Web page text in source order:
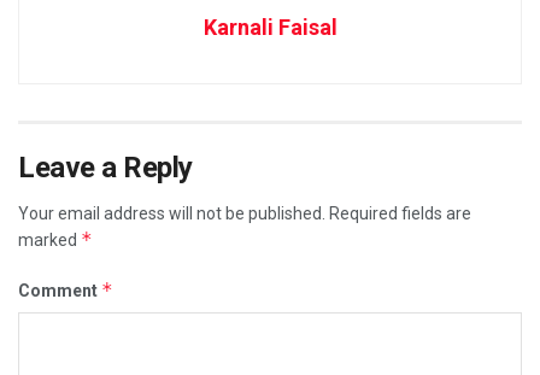
Karnali Faisal
Leave a Reply
Your email address will not be published.
Required fields are
marked *
Comment *